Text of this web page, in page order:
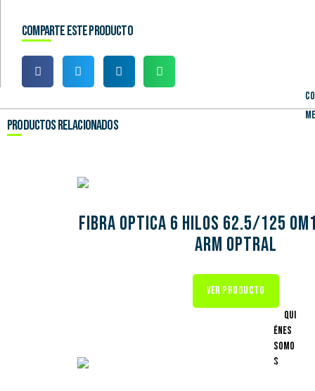
Qui
énes
Somo
s
Comparte este producto
productos relacionados
FIBRA OPTICA 6 HILOS 62.5/125
ARM OPTRAL
VER PRODUCTO